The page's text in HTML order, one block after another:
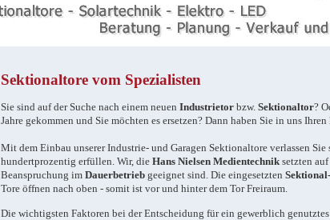
Sektionaltore vom Spezialisten
Sie sind auf der Suche nach einem neuen Industrietorbzw.Sektionaltor?
Jahre gekommen und Sie möchten es ersetzen? Dann haben Sie in uns
Mit dem Einbau unserer Industrie- und Garagen Sektionaltore verlassen
hundertprozentig erfüllen. Wir, die Hans Nielsen Medientechniksetzten auf
Beanspruchung im Dauerbetrieb geeignet sind. Die eingesetzten
Tore öffnen nach oben - somit ist vor und hinter dem Tor Freiraum.
Die wichtigsten Faktoren bei der Entscheidung für ein gewerblich